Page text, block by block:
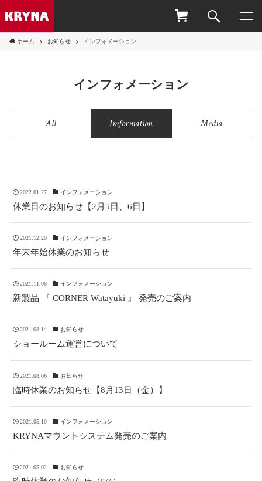
ホーム お知らせ インフォメーション
インフォメーション
All Imformation Media
2022.01.27 インフォメーション
休業日のお知らせ【2月5日、6日】
2021.12.20 インフォメーション
年末年始休業のお知らせ
2021.11.06 インフォメーション
新製品 『 CORNER Watayuki 』 発売のご案内
2021.08.14 お知らせ
ショールーム運営について
2021.08.06 お知らせ
臨時休業のお知らせ【8月13日（金）】
2021.05.10 インフォメーション
KRYNAマウントシステム発売のご案内
2021.05.02 お知らせ